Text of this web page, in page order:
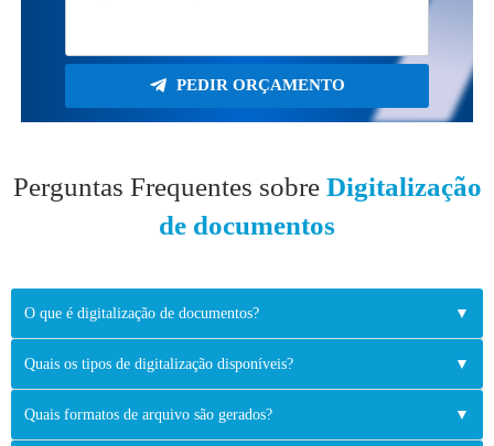
PEDIR ORÇAMENTO
Perguntas Frequentes sobre Digitalização
de documentos
O que é digitalização de documentos? ▼
Quais os tipos de digitalização disponíveis? ▼
Quais formatos de arquivo são gerados? ▼